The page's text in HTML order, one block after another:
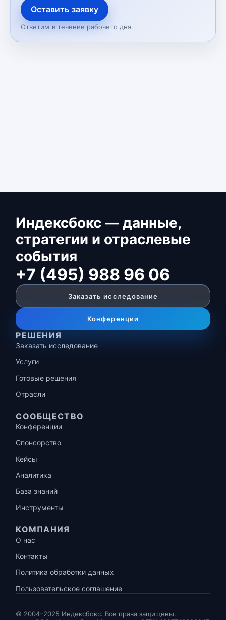
Оставить заявку
Ответим в течение рабочего дня.
Индексбокс — данные,
стратегии и отраслевые
события
+7 (495) 988 96 06
Заказать исследование
Конференции
РЕШЕНИЯ
Заказать исследование
Услуги
Готовые решения
Отрасли
СООБЩЕСТВО
Конференции
Спонсорство
Кейсы
Аналитика
База знаний
Инструменты
КОМПАНИЯ
О нас
Контакты
Политика обработки данных
Пользовательское соглашение
© 2004–2025 Индексбокс. Все права защищены.